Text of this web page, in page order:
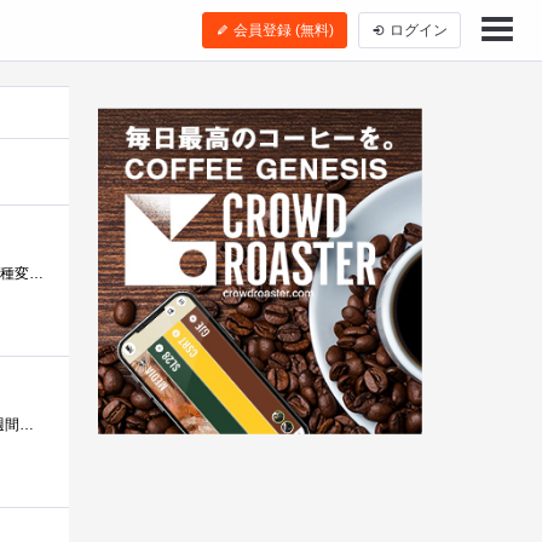
会員登録 (無料) ログイン
Docomoにてスマートフォンを契約し２年…、そろそろ機種変更したい…と。そんななか、AUへのMNP（当時はあまり機種変更でのメリットがなかった�...
発売直後は機種変更する気が無かったんですが、IS03が車に轢かれたので変更運悪く年末年始時期だったため、入手に２週間ほどかかってしまいま�...